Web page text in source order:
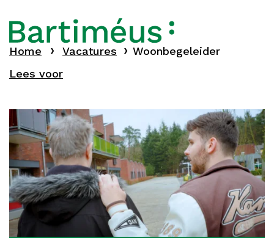
Home Vacatures
Woonbegeleider
Lees voor